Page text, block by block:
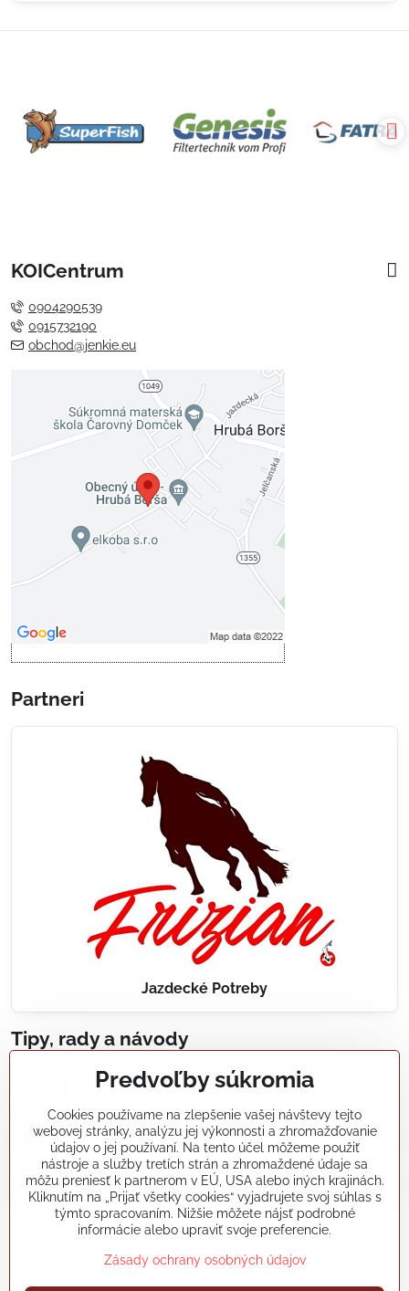
KOICentrum
0904290539
0915732190
obchod@jenkie.eu
Externý obsah je blokovaný
Voľbami súkromia
Prajete si načítať externý obsah?
Povoliť tentokrát
Povoliť a zapamätať - súhlas s
Partneri
Jazdecké Potreby
Tipy, rady a návody
Realizácie záhradných jazierok, bazénov, fontán,
Články a blogy
Rady a návody
koikapre/?ref=hl
Predvoľby súkromia
Cookies používame na zlepšenie vašej návštevy tejto
webovej stránky, analýzu jej výkonnosti a zhromažďovanie
údajov o jej používaní. Na tento účel môžeme použiť
nástroje a služby tretích strán a zhromaždené údaje sa
môžu preniesť k partnerom v EÚ, USA alebo iných krajinách.
Kliknutím na „Prijať všetky cookies“ vyjadrujete svoj súhlas s
týmto spracovaním. Nižšie môžete nájsť podrobné
informácie alebo upraviť svoje preferencie.
Zásady ochrany osobných údajov